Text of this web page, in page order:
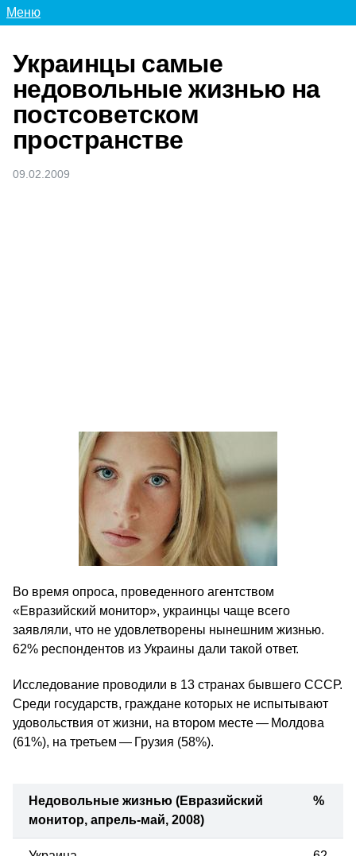
Меню
Украинцы самые
недовольные жизнью на
постсоветском
пространстве
09.02.2009
Во время опроса, проведенного агентством
«Евразийский монитор», украинцы чаще всего
заявляли, что не удовлетворены нынешним жизнью.
62% респондентов из Украины дали такой ответ.
Исследование проводили в 13 странах бывшего СССР.
Среди государств, граждане которых не испытывают
удовольствия от жизни, на втором месте — Молдова
(61%), на третьем — Грузия (58%).
Недовольные жизнью (Евразийский
монитор, апрель-май, 2008)
%